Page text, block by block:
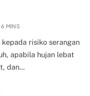
6 MINS
risiko serangan
apabila hujan lebat
dan…